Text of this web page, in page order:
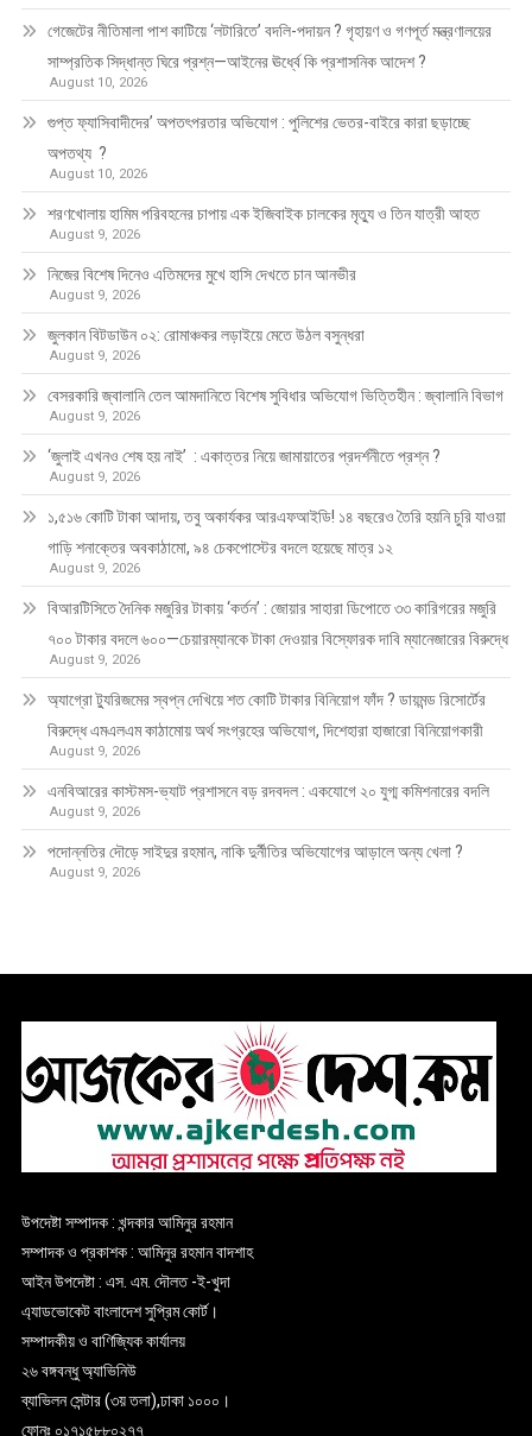
গেজেটের নীতিমালা পাশ কাটিয়ে ‘লটারিতে’ বদলি-পদায়ন ? গৃহায়ণ ও গণপূর্ত মন্ত্রণালয়ের
সাম্প্রতিক সিদ্ধান্ত ঘিরে প্রশ্ন—আইনের ঊর্ধ্বে কি প্রশাসনিক আদেশ ?
August 10, 2026
গুপ্ত ফ্যাসিবাদীদের’ অপতৎপরতার অভিযোগ : পুলিশের ভেতর-বাইরে কারা ছড়াচ্ছে
অপতথ্য ?
August 10, 2026
শরণখোলায় হামিম পরিবহনের চাপায় এক ইজিবাইক চালকের মৃত্যু ও তিন যাত্রী আহত
August 9, 2026
নিজের বিশেষ দিনেও এতিমদের মুখে হাসি দেখতে চান আনভীর
August 9, 2026
জুলকান বিটডাউন ০২: রোমাঞ্চকর লড়াইয়ে মেতে উঠল বসুন্ধরা
August 9, 2026
বেসরকারি জ্বালানি তেল আমদানিতে বিশেষ সুবিধার অভিযোগ ভিত্তিহীন : জ্বালানি বিভাগ
August 9, 2026
‘জুলাই এখনও শেষ হয় নাই’ : একাত্তর নিয়ে জামায়াতের প্রদর্শনীতে প্রশ্ন ?
August 9, 2026
১,৫১৬ কোটি টাকা আদায়, তবু অকার্যকর আরএফআইডি! ১৪ বছরেও তৈরি হয়নি চুরি যাওয়া
গাড়ি শনাক্তের অবকাঠামো, ৯৪ চেকপোস্টের বদলে হয়েছে মাত্র ১২
August 9, 2026
বিআরটিসিতে দৈনিক মজুরির টাকায় ‘কর্তন’ : জোয়ার সাহারা ডিপোতে ৩৩ কারিগরের মজুরি
৭০০ টাকার বদলে ৬০০—চেয়ারম্যানকে টাকা দেওয়ার বিস্ফোরক দাবি ম্যানেজারের বিরুদ্ধে
August 9, 2026
অ্যাগ্রো ট্যুরিজমের স্বপ্ন দেখিয়ে শত কোটি টাকার বিনিয়োগ ফাঁদ ? ডায়মন্ড রিসোর্টের
বিরুদ্ধে এমএলএম কাঠামোয় অর্থ সংগ্রহের অভিযোগ, দিশেহারা হাজারো বিনিয়োগকারী
August 9, 2026
এনবিআরের কাস্টমস-ভ্যাট প্রশাসনে বড় রদবদল : একযোগে ২০ যুগ্ম কমিশনারের বদলি
August 9, 2026
পদোন্নতির দৌড়ে সাইদুর রহমান, নাকি দুর্নীতির অভিযোগের আড়ালে অন্য খেলা ?
August 9, 2026
উপদেষ্টা সম্পাদক : খন্দকার আমিনুর রহমান
সম্পাদক ও প্রকাশক : আমিনুর রহমান বাদশাহ
আইন উপদেষ্টা : এস. এম. দৌলত -ই-খুদা
এ্যাডভোকেট বাংলাদেশ সুপ্রিম কোর্ট।
সম্পাদকীয় ও বাণিজ্যিক কার্যালয়
২৬ বঙ্গবন্ধু অ্যাভিনিউ
ব্যাভিলন সেন্টার (৩য় তলা),ঢাকা ১০০০।
ফোনঃ ০১৭১৫৮৮০২৭৭